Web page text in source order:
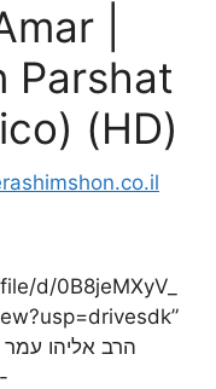
|
Parshat
(HD)
d/0B8jeMXyV_